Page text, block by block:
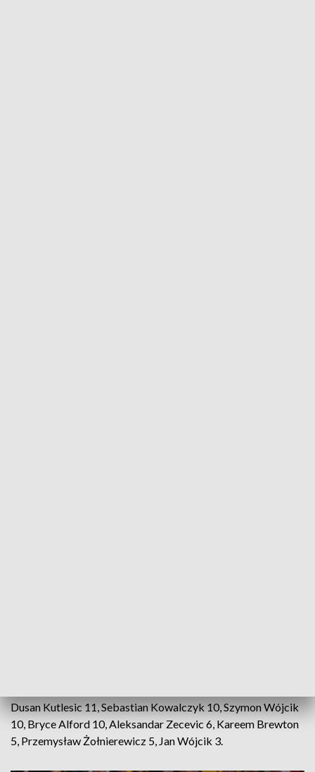
Dusan Kutlesic 11, Sebastian Kowalczyk 10, Szymon Wójcik
10, Bryce Alford 10, Aleksandar Zecevic 6, Kareem Brewton
5, Przemysław Żołnierewicz 5, Jan Wójcik 3.